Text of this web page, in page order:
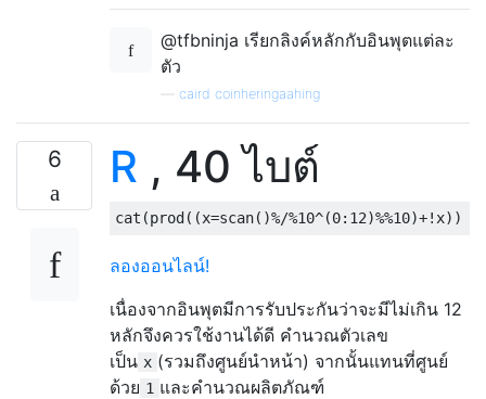
@tfbninja เรียกลิงค์หลักกับอินพุตแต่ละ
ตัว
caird coinheringaahing
6 R , 40 ไบต์
cat (prod ((x=scan()%/%10^(0: 12)%%10)+! x))
ลองออนไลน์!
เนื่องจากอินพุตมีการรับประกันว่าจะมีไม่เกิน 12
หลักจึงควรใช้งานได้ดี คำนวณตัวเลข
เป็น x (รวมถึงศูนย์นำหน้า) จากนั้นแทนที่ศูนย์
ด้วย 1 และคำนวณผลิตภัณฑ์